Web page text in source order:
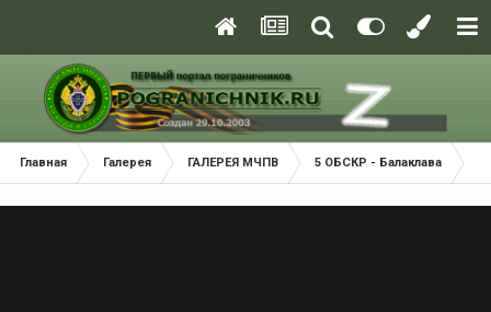
Главная Галерея ГАЛЕРЕЯ МЧПВ 5 ОБСКР - Балаклава